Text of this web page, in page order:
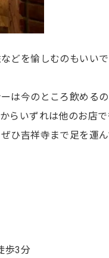
どを愉しむのもいいで
は今のところ飲める
らいずれは他のお店で
ひ吉祥寺まで足を運ん
歩3分